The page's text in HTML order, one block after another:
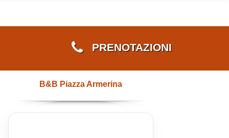
PRENOTAZIONI
B&B Piazza Armerina